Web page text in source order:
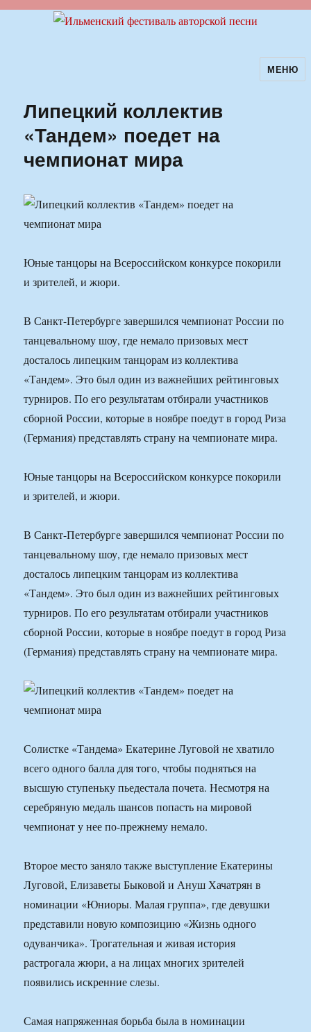
Ильменский фестиваль авторскойМЕНЮ
Липецкий коллектив
«Тандем» поедет на
чемпионат мира
Юные танцоры на Всероссийском конкурсе покорили
и зрителей, и жюри.
В Санкт-Петербурге завершился чемпионат России по
танцевальному шоу, где немало призовых мест
досталось липецким танцорам из коллектива
«Тандем». Это был один из важнейших рейтинговых
турниров. По его результатам отбирали участников
сборной России, которые в ноябре поедут в город Риза
(Германия) представлять страну на чемпионате мира.
Юные танцоры на Всероссийском конкурсе покорили
и зрителей, и жюри.
В Санкт-Петербурге завершился чемпионат России по
танцевальному шоу, где немало призовых мест
досталось липецким танцорам из коллектива
«Тандем». Это был один из важнейших рейтинговых
турниров. По его результатам отбирали участников
сборной России, которые в ноябре поедут в город Риза
(Германия) представлять страну на чемпионате мира.
Солистке «Тандема» Екатерине Луговой не хватило
всего одного балла для того, чтобы подняться на
высшую ступеньку пьедестала почета. Несмотря на
серебряную медаль шансов попасть на мировой
чемпионат у нее по-прежнему немало.
Второе место заняло также выступление Екатерины
Луговой, Елизаветы Быковой и Ануш Хачатрян в
номинации «Юниоры. Малая группа», где девушки
представили новую композицию «Жизнь одного
одуванчика». Трогательная и живая история
растрогала жюри, а на лицах многих зрителей
появились искренние слезы.
Самая напряженная борьба была в номинации